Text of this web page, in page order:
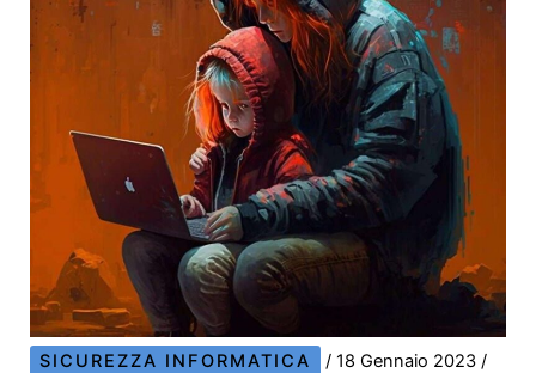
SICUREZZA INFORMATICA /18 Gennaio 2023/